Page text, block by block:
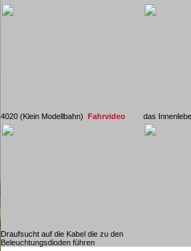
4020 (Klein Modellbahn) Fahrvideo das
Draufsucht auf die Kabel die zu den
Beleuchtungsdioden führen